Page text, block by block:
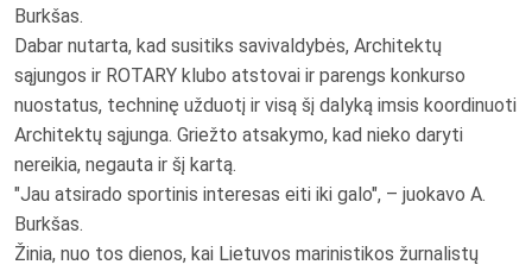
Burkšas.
Dabar nutarta, kad susitiks savivaldybės, Architektų
sąjungos ir ROTARY klubo atstovai ir parengs konkurso
nuostatus, techninę užduotį ir visą šį dalyką imsis koordinuoti
Architektų sąjunga. Griežto atsakymo, kad nieko daryti
nereikia, negauta ir šį kartą.
"Jau atsirado sportinis interesas eiti iki galo", – juokavo A.
Burkšas.
Žinia, nuo tos dienos, kai Lietuvos marinistikos žurnalistų